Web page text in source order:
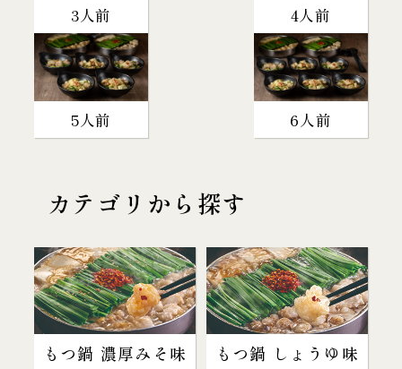
3人前 4人前
5人前 6人前
カテゴリから探す
もつ鍋 濃厚みそ味 もつ鍋 しょうゆ味